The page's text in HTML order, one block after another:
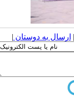
ارسال به دوستان|